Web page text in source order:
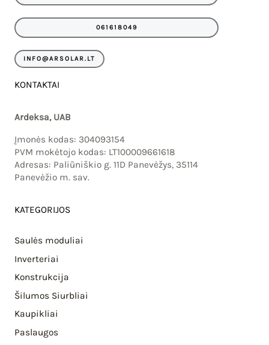
o
r
061618049
INFO@ARSOLAR.LT
KONTAKTAI
Ardeksa, UAB
Įmonės kodas: 304093154
PVM mokėtojo kodas: LT100009661618
Adresas: Paliūniškio g. 11D Panevėžys, 35114
Panevėžio m. sav.
KATEGORIJOS
Saulės moduliai
Inverteriai
Konstrukcija
Šilumos Siurbliai
Kaupikliai
Paslaugos